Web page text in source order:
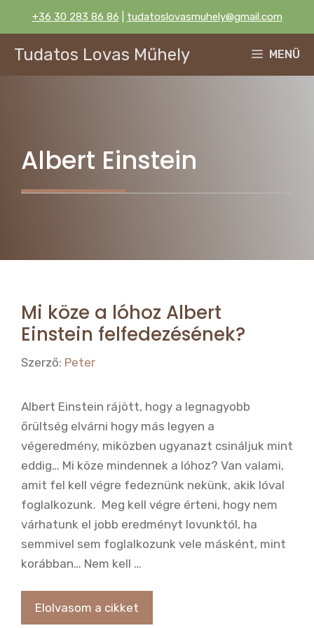
tartalomba
+36 30 283 86 86 tudatoslovasmuhely@gmail.com
Tudatos Lovas Műhely MENÜ
Albert Einstein
Mi köze a lóhoz Albert
Einstein felfedezésének?
Szerző: Peter
Albert Einstein rájött, hogy a legnagyobb
őrültség elvárni hogy más legyen a
végeredmény, miközben ugyanazt csináljuk mint
eddig… Mi köze mindennek a lóhoz? Van valami,
amit fel kell végre fedeznünk nekünk, akik lóval
foglalkozunk. Meg kell végre érteni, hogy nem
várhatunk el jobb eredményt lovunktól, ha
semmivel sem foglalkozunk vele másként, mint
korábban… Nem kell …
Elolvasom a cikket